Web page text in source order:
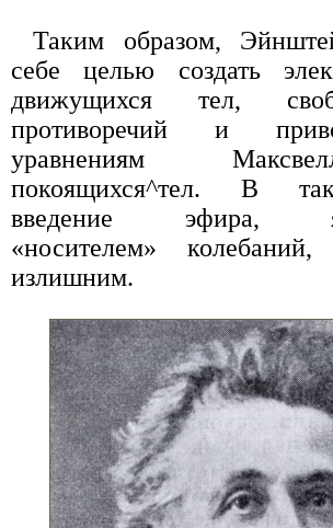
Таким образом,
себе целью создать
движущихся тел,
противоречий и
уравнениям
покоящихся^тел. В
введение эфира,
«носителем» колебаний,
излишним.